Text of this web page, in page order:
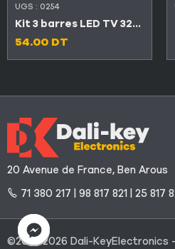
UGS : 0254
Kit 3 barres LED TV 32″ 10 LED 3V
54.00 DT
20 Avenue de France, Ben Arous
71 380 217 | 98 817 821 | 25 817
©2021-2026 Dali-KeyElectronics